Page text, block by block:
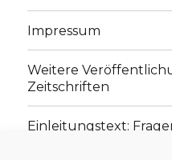
Impressum
Weitere
Zeitschriften
Einleitungstext: